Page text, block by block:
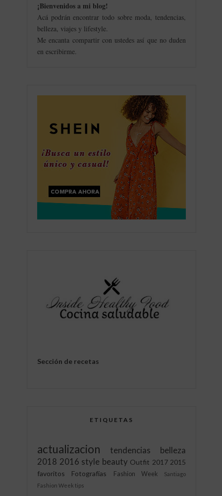
¡Bienvenidos a mi blog!
Acá podrán encontrar todo sobre moda, tendencias,
belleza, viajes y lifestyle.
Me encanta compartir con ustedes así que no duden
en escribirme.
Sección de recetas
ETIQUETAS
actualizacion tendencias
belleza
2018 2016 style beauty Outfit 2017 2015
favoritos
Fotografías Fashion Week
Santiago
Fashion Week tips